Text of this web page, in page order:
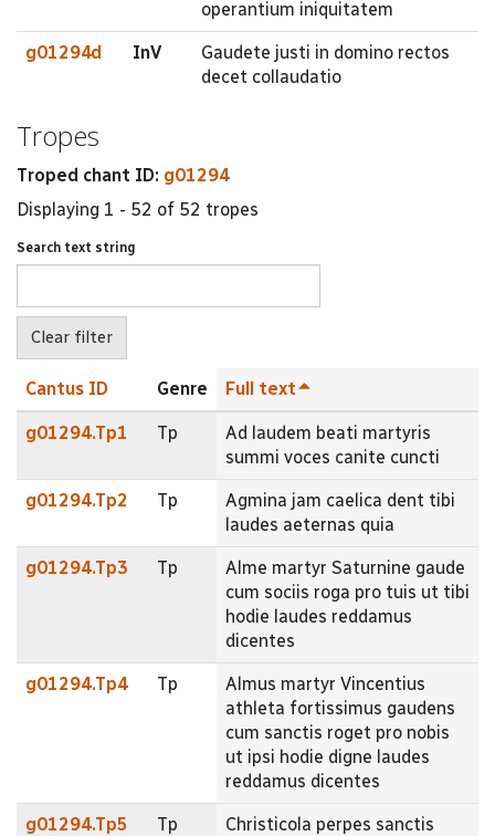
operantium iniquitatem
g01294d InV
Gaudete justi in domino rectos
decet collaudatio
Tropes
Troped chant ID: g01294
Displaying 1 - 52 of 52 tropes
Search text string
Cantus ID Genre Full text
g01294.Tp1 Tp
Ad laudem beati martyris
summi voces canite cuncti
g01294.Tp2 Tp
Agmina jam caelica dent tibi
laudes aeternas quia
g01294.Tp3 Tp
Alme martyr Saturnine gaude
cum sociis roga pro tuis ut tibi
hodie laudes reddamus
dicentes
g01294.Tp4 Tp
Almus martyr Vincentius
athleta fortissimus gaudens
cum sanctis roget pro nobis
ut ipsi hodie digne laudes
reddamus dicentes
g01294.Tp5 Tp
Christicola perpes sanctis